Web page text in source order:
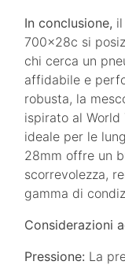
In conclusione,
700x28c si
chi cerca un
affidabile e
robusta, la
ispirato al World
ideale per le
28mm offre un
scorrevolezza,
gamma di
Considerazioni
Pressione: La